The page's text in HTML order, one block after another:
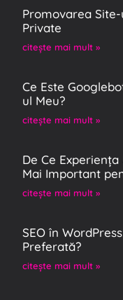
Promovarea
Private
citeşte mai mult »
Ce Este
ul Meu?
citeşte mai mult »
De Ce
Mai Important
citeşte mai mult »
SEO în
Preferată?
citeşte mai mult »